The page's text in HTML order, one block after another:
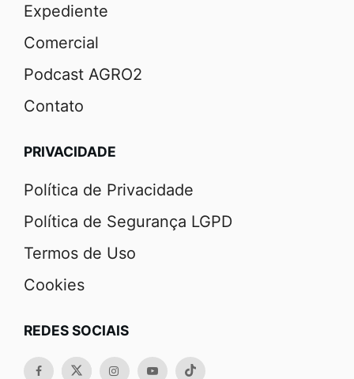
Expediente
Comercial
Podcast AGRO2
Contato
PRIVACIDADE
Política de Privacidade
Política de Segurança LGPD
Termos de Uso
Cookies
REDES SOCIAIS